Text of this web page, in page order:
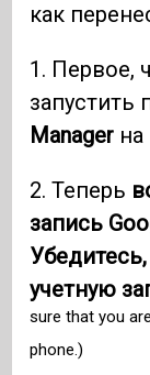
как
1. Первое,
запустить
Manager
2. Теперь
запись
учетную
sure that you
phone.)